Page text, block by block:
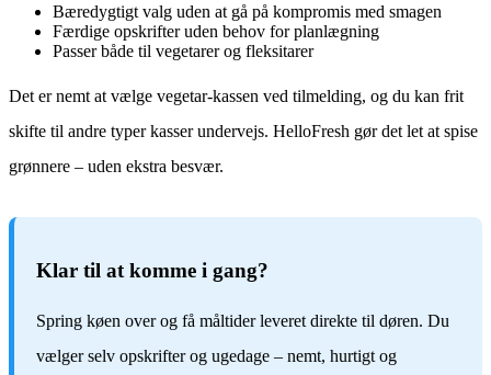
Bæredygtigt valg uden at gå på kompromis med smagen
Færdige opskrifter uden behov for planlægning
Passer både til vegetarer og fleksitarer
Det er nemt at vælge vegetar-kassen ved tilmelding, og du kan frit
skifte til andre typer kasser undervejs. HelloFresh gør det let at spise
grønnere – uden ekstra besvær.
Klar til at komme i gang?
Spring køen over og få måltider leveret direkte til døren. Du
vælger selv opskrifter og ugedage – nemt, hurtigt og